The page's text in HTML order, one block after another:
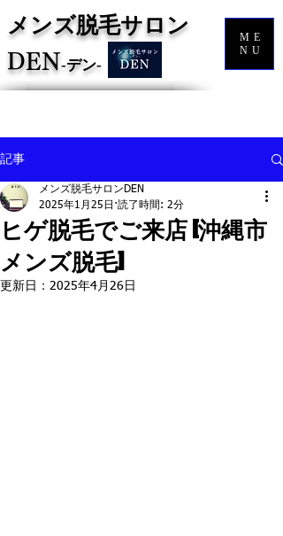
メンズ脱毛サロン
DEN‐デン‐
ME
NU
記事
ヒゲ脱毛でご来店 [沖縄市
メンズ脱毛]
メンズ脱毛サロンDEN
2025年1月25日 読了時間: 2分
更新日： 2025年4月26日